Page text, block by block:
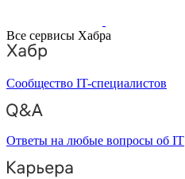
Все сервисы Хабра
Сообщество IT-специалистов
Ответы на любые вопросы об IT